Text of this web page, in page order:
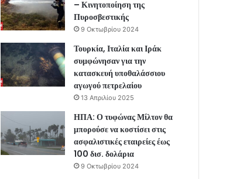
– Κινητοποίηση της
Πυροσβεστικής
9 Οκτωβρίου 2024
Τουρκία, Ιταλία και Ιράκ
συμφώνησαν για την
κατασκευή υποθαλάσσιου
αγωγού πετρελαίου
13 Απριλίου 2025
ΗΠΑ: Ο τυφώνας Μίλτον θα
μπορούσε να κοστίσει στις
ασφαλιστικές εταιρείες έως
100 δισ. δολάρια
9 Οκτωβρίου 2024